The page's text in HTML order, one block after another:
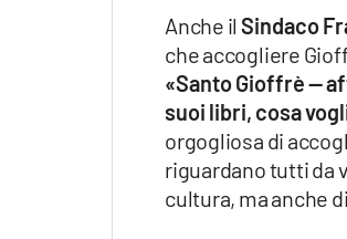
Anche il Sindaco
che accogliere
«Santo Gioffrè —
suoi libri, cosa
orgogliosa di
riguardano tutti da
cultura, ma anche